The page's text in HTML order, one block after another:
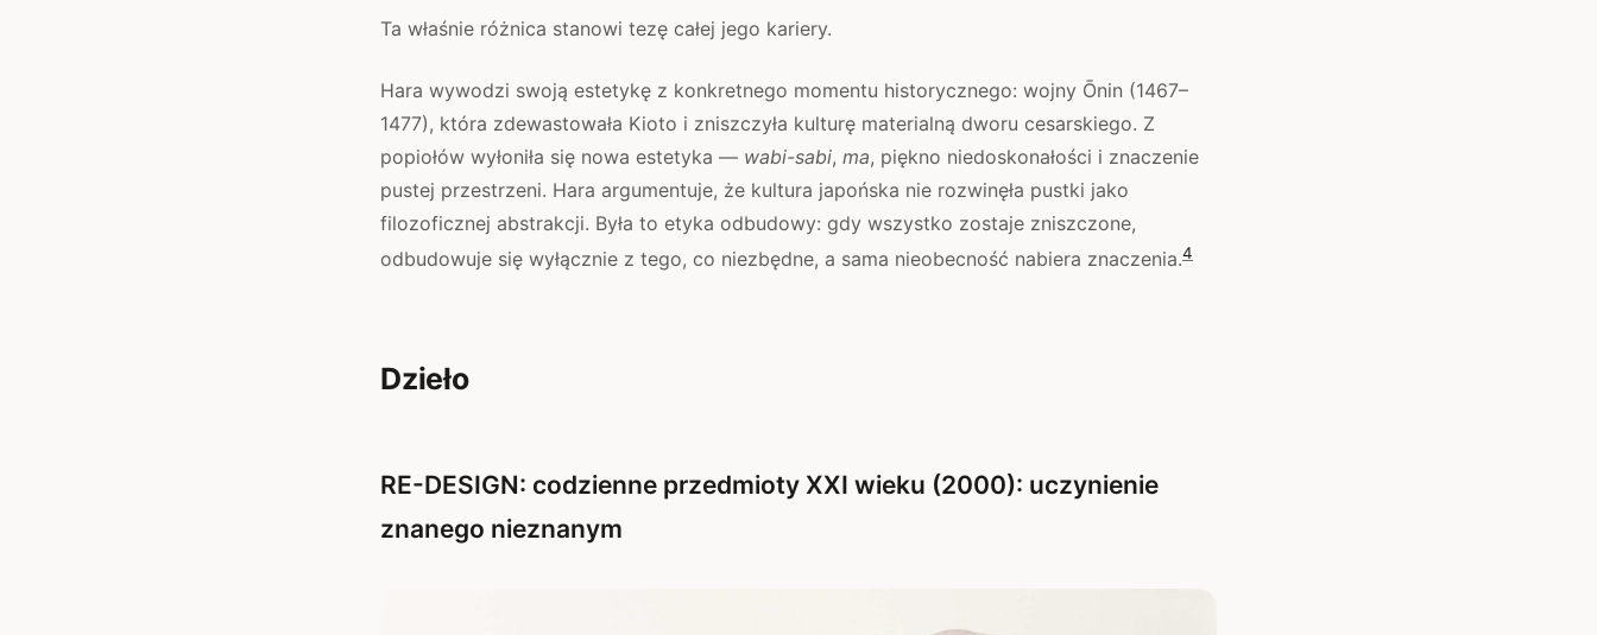
Ta właśnie różnica stanowi tezę całej jego kariery.
Hara wywodzi swoją estetykę z konkretnego momentu historycznego: wojny Ōnin (1467–
1477), która zdewastowała Kioto i zniszczyła kulturę materialną dworu cesarskiego. Z
popiołów wyłoniła się nowa estetyka — wabi-sabi, ma, piękno niedoskonałości i znaczenie
pustej przestrzeni. Hara argumentuje, że kultura japońska nie rozwinęła pustki jako
filozoficznej abstrakcji. Była to etyka odbudowy: gdy wszystko zostaje zniszczone,
odbudowuje się wyłącznie z tego, co niezbędne, a sama nieobecność nabiera znaczenia.4
Dzieło
RE-DESIGN: codzienne przedmioty XXI wieku (2000): uczynienie
znanego nieznanym